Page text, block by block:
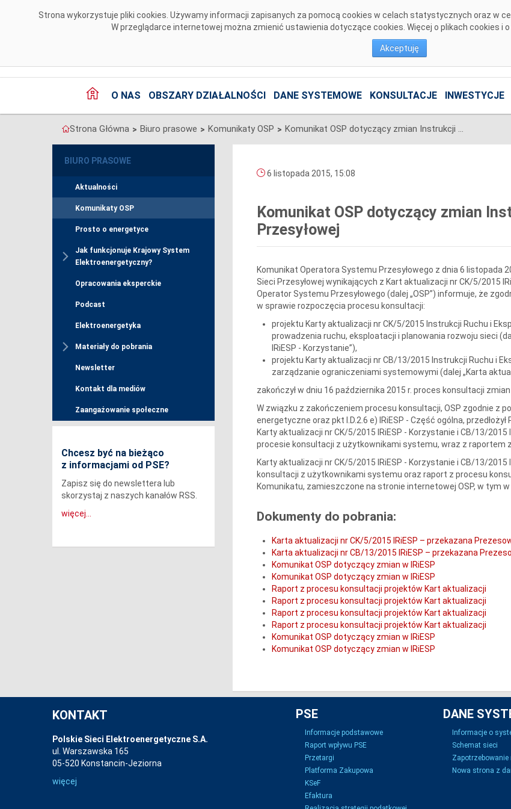
Strona wykorzystuje pliki cookies. Używamy informacji zapisanych za pomocą cookies w celach statystycznych oraz w
W przeglądarce internetowej można zmienić ustawienia dotyczące cookies. Więcej o plikach cookies i
Akceptuję
O NAS OBSZARY DZIAŁALNOŚCI DANE SYSTEMOWE KONSULTACJE INWESTYCJE
Strona Główna > Biuro prasowe > Komunikaty OSP > Komunikat OSP dotyczący zmian Instrukcji Ruchu i Eksploatacji Sieci Przesyłowej
BIURO PRASOWE
Aktualności
Komunikaty OSP
Prosto o energetyce
Jak funkcjonuje Krajowy System
Elektroenergetyczny?
Opracowania eksperckie
Podcast
Elektroenergetyka
Materiały do pobrania
Newsletter
Kontakt dla mediów
Zaangażowanie społeczne
Chcesz być na bieżąco
z informacjami od PSE?
Zapisz się do newslettera lub
skorzystaj z naszych kanałów RSS.
więcej...
6 listopada 2015, 15:08
Komunikat OSP dotyczący zmian
Przesyłowej
Komunikat Operatora Systemu Przesyłowego z dnia 6 listopada
Sieci Przesyłowej wynikających z Kart aktualizacji nr CK/5/2015
Operator Systemu Przesyłowego (dalej „OSP”) informuje, że
w sprawie rozpoczęcia procesu konsultacji:
projektu Karty aktualizacji nr CK/5/2015 Instrukcji Ruchu i
prowadzenia ruchu, eksploatacji i planowania rozwoju sieci
IRiESP - Korzystanie”),
projektu Karty aktualizacji nr CB/13/2015 Instrukcji Ruchu i
zarządzanie ograniczeniami systemowymi (dalej „Karta
zakończył w dniu 16 października 2015 r. proces konsultacji
W związku z zakończeniem procesu konsultacji, OSP zgodnie z
energetyczne oraz pkt I.D.2.6 e) IRiESP - Część ogólna,
Karty aktualizacji nr CK/5/2015 IRiESP - Korzystanie i CB/13/
procesie konsultacji z użytkownikami systemu, wraz z raportem
Karty aktualizacji nr CK/5/2015 IRiESP - Korzystanie i CB/13/
konsultacji z użytkownikami systemu oraz raport z procesu
Komunikatu, zamieszczone na stronie internetowej OSP, w tym w
Dokumenty do pobrania:
Karta aktualizacji nr CK/5/2015 IRiESP – przekazana
Karta aktualizacji nr CB/13/2015 IRiESP – przekazana
Komunikat OSP dotyczący zmian w IRiESP
Komunikat OSP dotyczący zmian w IRiESP
Raport z procesu konsultacji projektów Kart aktualizacji
Raport z procesu konsultacji projektów Kart aktualizacji
Raport z procesu konsultacji projektów Kart aktualizacji
Raport z procesu konsultacji projektów Kart aktualizacji
Komunikat OSP dotyczący zmian w IRiESP
Komunikat OSP dotyczący zmian w IRiESP
KONTAKT
Polskie Sieci Elektroenergetyczne S.A.
ul. Warszawska 165
05-520 Konstancin-Jeziorna
więcej
PSE
Informacje podstawowe
Raport wpływu PSE
Przetargi
Platforma Zakupowa
KSeF
Efaktura
DANE
Informacje o
Schemat sieci
Zapotrzebowanie
Nowa strona z